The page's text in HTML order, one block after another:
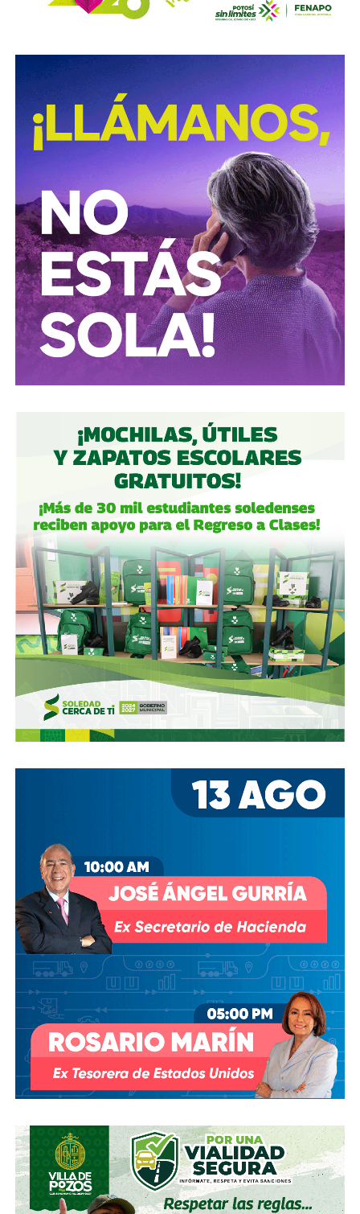
consorcio, la porción mayor), no es de Slim (o no del todo).
reportaje de investigación para la revistaProceso(15 de
marzo de 2025), con actas de asamblea y registros
públicos,el conglomerado ICA lo controla desde el
rescate financiero de 2016-2018 el financiero
regiomontano David Martínez Guzmán , vía vehículos
de Luxemburgo ligados a su fondo
Fintech Advisory
, en
sociedad con
Bernardo Gómez yAlfonso de Angoitia
los dos copresidentes de Grupo Televisa.
La estructura accionaria de ICA Tenedora se ha modificado
con el tiempo: tras la venta a la francesa Vinci, en
diciembre de 2022, de la participación conjunta en Grupo
Aeroportuario Centro Norte (OMA), quedó en30% para
Martínez y 23.95% para cada uno de los dos
ejecutivos de Televisay un 1.2% de Control Empresarial
de Capitales, filial de Grupo Carso de Carlos Slim, es decir,
el propio Slim también tiene una participación minoritaria,
Gómez y De Angoitia han sido por muchos años los
hombre de confianza de Emilio Azcárraga Jean, al
grado que cuando en 2024 este último dio un paso al
costado de la presidencia de Grupo Televisa en medio de
de la FIFA para asegurar los derechos del Mundial, fueron
ellos dos quienes asumieron el puesto de Co-
s.
Su relación con Martínez no se limita a Empresas ICA,
pues desde octubre de 2024 (justo unos días antes del
cambio en la presidencia) el oriundo de Monterreyha
comprado, además, acciones de la propia Televisa.
Empezó con 7.8%, lo que lo volvió su tercer mayor
El pasado mes de junio, como parte de un aumento de
capital de alrededor de 7 mil millones de pesos aprobado
por los accionistas de Televisa, la empresa informó que l a
participación de Martínez podría llegar a 22.3% una
vez se conviertan las obligaciones que compró, lo